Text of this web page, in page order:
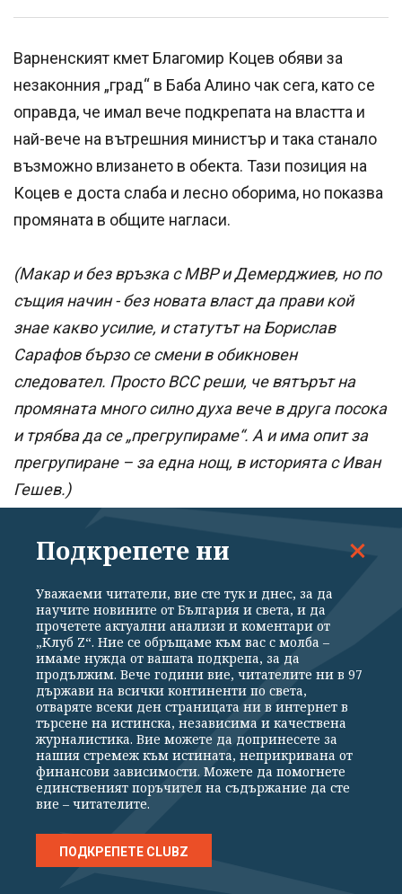
Варненският кмет Благомир Коцев обяви за
незаконния „град“ в Баба Алино чак сега, като се
оправда, че имал вече подкрепата на властта и
най-вече на вътрешния министър и така станало
възможно влизането в обекта. Тази позиция на
Коцев е доста слаба и лесно оборима, но показва
промяната в общите нагласи.
(Макар и без връзка с МВР и Демерджиев, но по
същия начин - без новата власт да прави кой
знае какво усилие, и статутът на Борислав
Сарафов бързо се смени в обикновен
следовател. Просто ВСС реши, че вятърът на
промяната много силно духа вече в друга посока
и трябва да се „прегрупираме“. А и има опит за
прегрупиране – за една нощ, в историята с Иван
Гешев.)
Понякога и тук с пиара се прекалява – като
зрелищното отвеждане за разпит под
полицейски конвой на кмета на Кърджали. По-
късно бдителни граждани в социалните мрежи
пуснаха кадри как със същия Ерол Мюмюн
Демерджиев открива обновената сграда на
Пожарната в града… Все пак имаше интересно
"съвпадение" във времето - само няколко дни
след разпита на кмета на Кърджали цялото
ръководство на ДПС в намиращото се наблизо
Кирково реши да подаде оставка и да се възмути
смело от централата. И Кърджали, и Кирково
бяха сред първите "пристанали" на Пеевски
Подкрепете ни
Уважаеми читатели, вие сте тук и днес, за да
научите новините от България и света, и да
прочетете актуални анализи и коментари от
„Клуб Z“. Ние се обръщаме към вас с молба –
имаме нужда от вашата подкрепа, за да
продължим. Вече години вие, читателите ни в 97
държави на всички континенти по света,
отваряте всеки ден страницата ни в интернет в
търсене на истинска, независима и качествена
журналистика. Вие можете да допринесете за
нашия стремеж към истината, неприкривана от
финансови зависимости. Можете да помогнете
единственият поръчител на съдържание да сте
вие – читателите.
ПОДКРЕПЕТЕ CLUBZ